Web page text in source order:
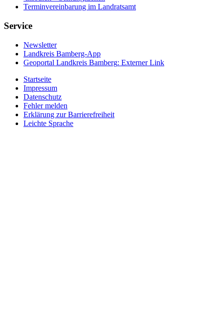
Terminvereinbarung im Landratsamt
Service
Newsletter
Landkreis Bamberg-App
Geoportal Landkreis Bamberg: Externer Link
Startseite
Impressum
Datenschutz
Fehler melden
Erklärung zur Barrierefreiheit
Leichte Sprache